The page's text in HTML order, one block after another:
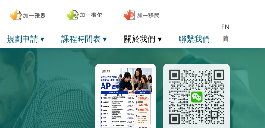
規劃申請 課程時間表 關於我們 聯繫我們
EN
简